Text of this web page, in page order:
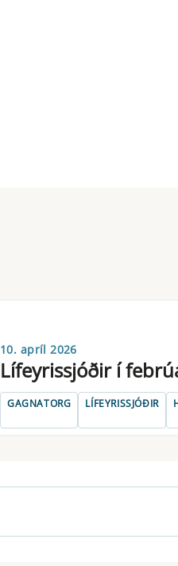
10. apríl 2026
Lífeyrissjóðir í
GAGNATORG LÍFEYRISSJÓÐIR